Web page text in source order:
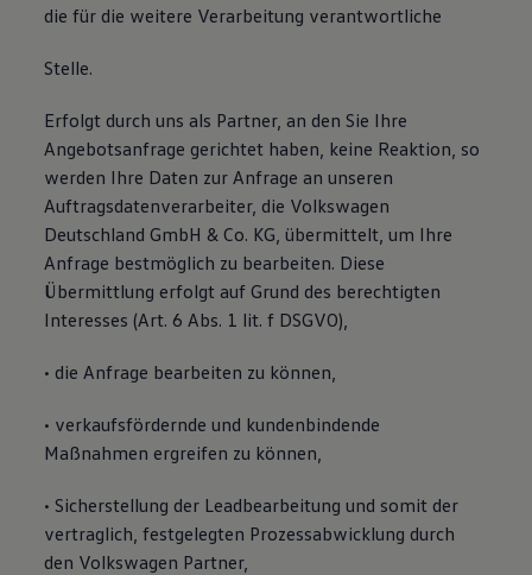
die für die weitere Verarbeitung verantwortliche
Stelle.
Erfolgt durch uns als Partner, an den Sie Ihre
Angebotsanfrage gerichtet haben, keine Reaktion, so
werden Ihre Daten zur Anfrage an unseren
Auftragsdatenverarbeiter, die Volkswagen
Deutschland GmbH & Co. KG, übermittelt, um Ihre
Anfrage bestmöglich zu bearbeiten. Diese
Übermittlung erfolgt auf Grund des berechtigten
Interesses (Art. 6 Abs. 1 lit. f DSGVO),
• die Anfrage bearbeiten zu können,
• verkaufsfördernde und kundenbindende
Maßnahmen ergreifen zu können,
• Sicherstellung der Leadbearbeitung und somit der
vertraglich, festgelegten Prozessabwicklung durch
den Volkswagen Partner,